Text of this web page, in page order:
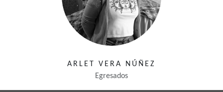
ARLET VERA NÚÑEZ
Egresados